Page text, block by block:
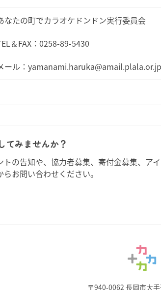
なたの町でカラオケドンドン実行委員会
＆FAX：0258-89-5430
ール：yamanami.haruka@amail.plala.or.jp
てみませんか？
の告知や、協力者募集、寄付金募集、ア
らお問い合わせください。
〒940-0062 長岡市大